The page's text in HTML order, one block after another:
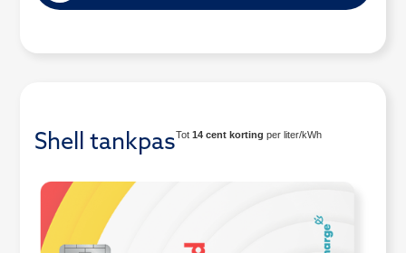
Shell tankpasTot14 cent korting per liter/kWh